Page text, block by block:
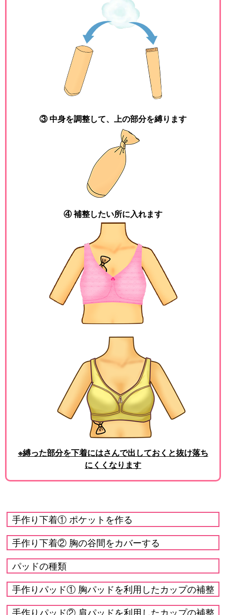
③ 中身を調整して、上の部分を縛ります
④ 補整したい所に入れます
※縛った部分を下着にはさんで出しておくと抜け落ち
にくくなります
手作り下着① ポケットを作る
手作り下着② 胸の谷間をカバーする
パッドの種類
手作りパッド① 胸パッドを利用したカップの補整
手作りパッド② 肩パッドを利用したカップの補整